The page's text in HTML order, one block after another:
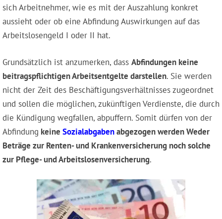
sich Arbeitnehmer, wie es mit der Auszahlung konkret
aussieht oder ob eine Abfindung Auswirkungen auf das
Arbeitslosengeld I oder II hat.
Grundsätzlich ist anzumerken, dass Abfindungen keine
beitragspflichtigen Arbeitsentgelte darstellen. Sie werden
nicht der Zeit des Beschäftigungsverhältnisses zugeordnet
und sollen die möglichen, zukünftigen Verdienste, die durch
die Kündigung wegfallen, abpuffern. Somit dürfen von der
Abfindung keine Sozialabgabenabgezogen werden Weder
Beträge zur Renten- und Krankenversicherung noch solche
zur Pflege- und Arbeitslosenversicherung.